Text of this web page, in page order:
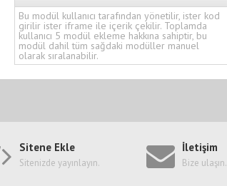
Bu modül kullanıcı tarafından yönetilir, ister kod
girilir ister iframe ile içerik çekilir. Toplamda
kullanıcı 5 modül ekleme hakkına sahiptir, bu
modül dahil tüm sağdaki modüller manuel
olarak sıralanabilir.
Sitene Ekle
Sitenizde yayınlayın.
İletişim
Bize ulaşın.